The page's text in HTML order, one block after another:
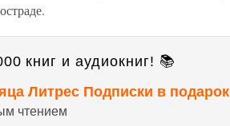
книг и аудиокниг! 📚
Литрес Подписки в подарок
чтением